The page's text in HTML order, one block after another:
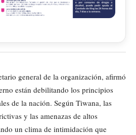
general de la organización, afirmó
están debilitando los principios
de la nación. Según Tiwana, las
y las amenazas de altos
un clima de intimidación que